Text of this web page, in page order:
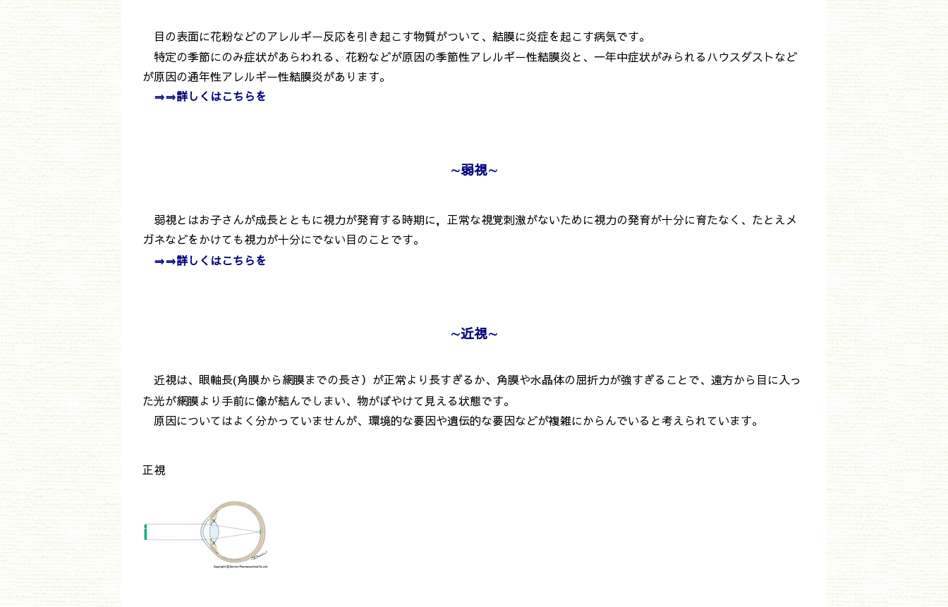
目の表面に花粉などのアレルギー反応を引き起こす物質がついて、結膜に炎症を起こす病気です。
特定の季節にのみ症状があらわれる、花粉などが原因の季節性アレルギー性結膜炎と、一年中症状がみられるハウスダストなど
が原因の通年性アレルギー性結膜炎があります。
⇒⇒詳しくはこちらを
∼弱視∼
弱視とはお子さんが成長とともに視力が発育する時期に，正常な視覚刺激がないために視力の発育が十分に育たなく、たとえメ
ガネなどをかけても視力が十分にでない目のことです。
⇒⇒詳しくはこちらを
∼近視∼
近視は、眼軸長(角膜から網膜までの長さ）が正常より長すぎるか、角膜や水晶体の屈折力が強すぎることで、遠方から目に入っ
た光が網膜より手前に像が結んでしまい、物がぼやけて見える状態です。
原因についてはよく分かっていませんが、環境的な要因や遺伝的な要因などが複雑にからんでいると考えられています。
正視